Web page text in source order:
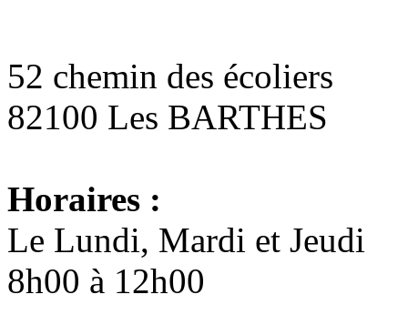
52 chemin des écoliers
82100 Les BARTHES
Horaires :
Le Lundi, Mardi et Jeudi
8h00 à 12h00